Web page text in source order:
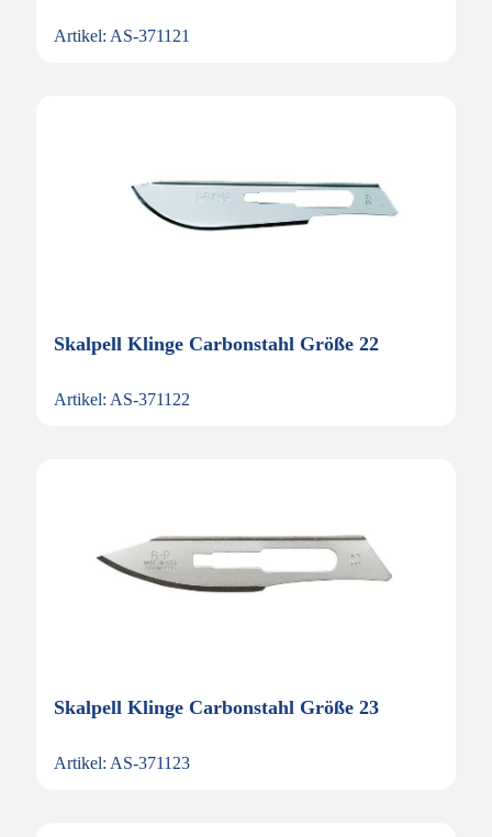
Artikel: AS-371121
Skalpell Klinge Carbonstahl Größe 22
Artikel: AS-371122
Skalpell Klinge Carbonstahl Größe 23
Artikel: AS-371123